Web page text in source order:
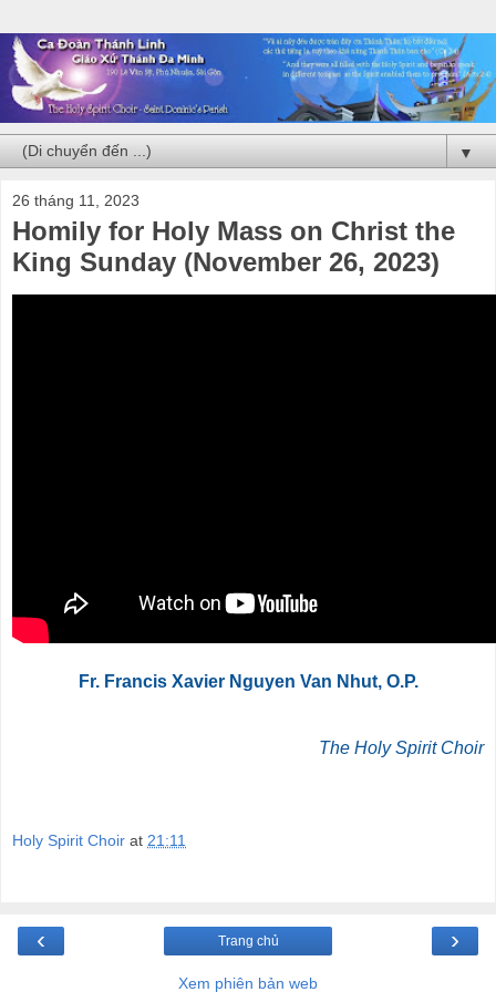
▼
26 tháng 11, 2023
Homily for Holy Mass on Christ the
King Sunday (November 26, 2023)
Fr. Francis Xavier Nguyen Van Nhut, O.P.
The Holy Spirit Choir
Holy Spirit Choir at 21:11
‹ ›
Trang chủ
Xem phiên bản web